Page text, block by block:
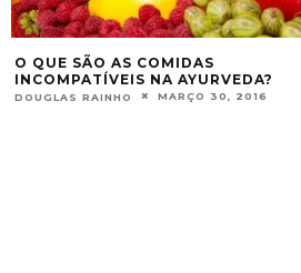
A FARMÁCIA NA COZINHA, PARTE II.
DOUGLAS RAINHO MAIO 14, 2013